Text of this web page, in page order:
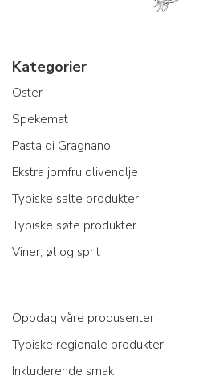
Kategorier
Oster
Spekemat
Pasta di Gragnano
Ekstra jomfru olivenolje
Typiske salte produkter
Typiske søte produkter
Viner, øl og sprit
Oppdag våre produsenter
Typiske regionale produkter
Inkluderende smak